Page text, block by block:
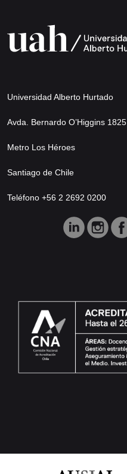
Universidad Alberto Hurtado
Avda. Bernardo O’Higgins 1825
Metro Los Héroes
Santiago de Chile
Teléfono +56 2 2692 0200